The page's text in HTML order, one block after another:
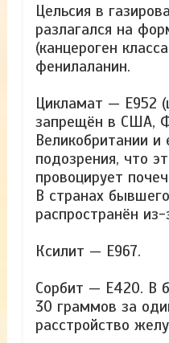
Цельсия в
разлагался на
(канцероген
фенилаланин.
Цикламат — Е952
запрещён в США,
Великобритании
подозрения, что
провоцирует
В странах
распространён
Ксилит — Е967.
Сорбит — Е420. В
30 граммов за
расстройство